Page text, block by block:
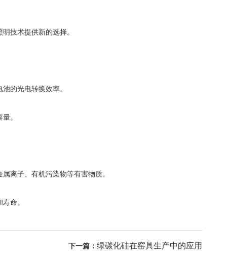
技术提供新的选择。
的光电转换效率。
。
离子、有机污染物等有害物质。
命。
下一篇： 绿碳化硅在窑具生产中的应用